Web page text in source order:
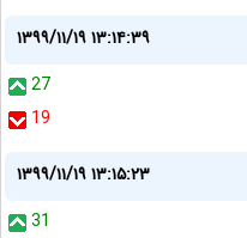
۱۳۹۹/۱۱/۱۹ ۱۳:۱۴:۳۹
27
19
۱۳۹۹/۱۱/۱۹ ۱۳:۱۵:۲۳
31